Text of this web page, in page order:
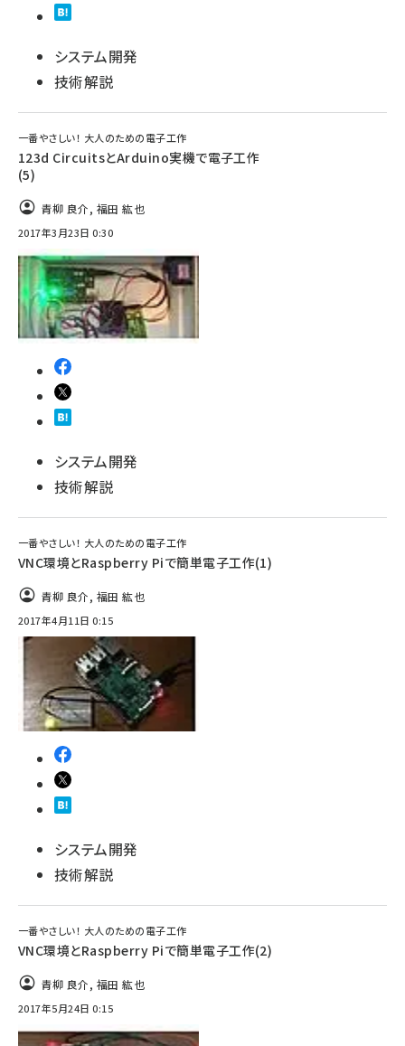
システム開発
技術解説
一番やさしい！ 大人のための電子工作
123d CircuitsとArduino実機で電子工作
(5)
青柳 良介, 福田 紘也
2017年3月23日 0:30
システム開発
技術解説
一番やさしい！ 大人のための電子工作
VNC環境とRaspberry Piで簡単電子工作(1)
青柳 良介, 福田 紘也
2017年4月11日 0:15
システム開発
技術解説
一番やさしい！ 大人のための電子工作
VNC環境とRaspberry Piで簡単電子工作(2)
青柳 良介, 福田 紘也
2017年5月24日 0:15